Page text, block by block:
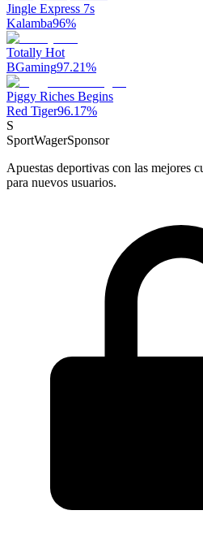
Jingle Express 7s
Kalamba96%
Totally Hot
BGaming97.21%
Piggy Riches Begins
Red Tiger96.17%
S
SportWagerSponsor
Apuestas deportivas con las mejores
para nuevos usuarios.